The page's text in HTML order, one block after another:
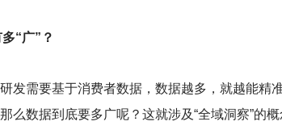
“广”？
发需要基于消费者数据，数据越多，就越能精
么数据到底要多广呢？这就涉及“全域洞察”的概